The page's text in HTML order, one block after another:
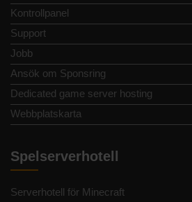
Kontrollpanel
Support
Jobb
Ansök om Sponsring
Dedicated game server hosting
Webbplatskarta
Spelserverhotell
Serverhotell för Minecraft